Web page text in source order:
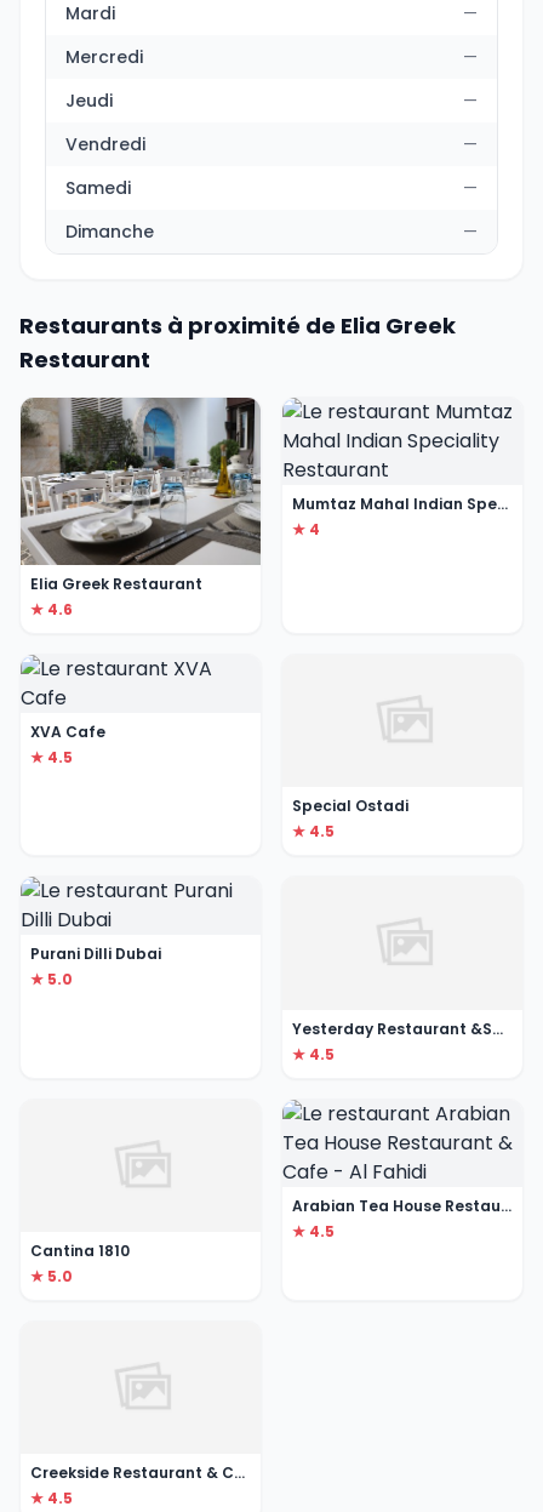
Mardi
—
Mercredi
—
Jeudi
—
Vendredi
—
Samedi
—
Dimanche
—
Restaurants à proximité de Elia Greek
Restaurant
Elia Greek Restaurant
★ 4.6
Mumtaz Mahal Indian Speciality Restaurant
★ 4
XVA Cafe
★ 4.5
Special Ostadi
★ 4.5
Purani Dilli Dubai
★ 5.0
Yesterday Restaurant &Sport Lounge
★ 4.5
Cantina 1810
★ 5.0
Arabian Tea House Restaurant & Cafe - Al Fahidi
★ 4.5
Creekside Restaurant & Cafe
★ 4.5